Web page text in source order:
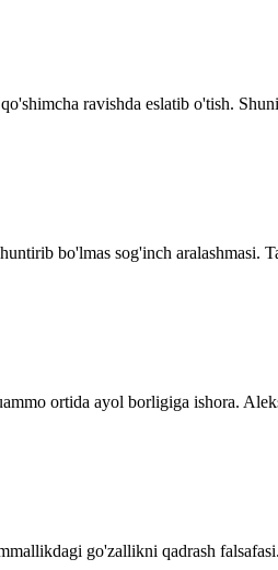
ravishda eslatib o'tish.
bo'lmas sog'inch aralashmasi.
ortida ayol borligiga ishora.
go'zallikni qadrash falsafasi.